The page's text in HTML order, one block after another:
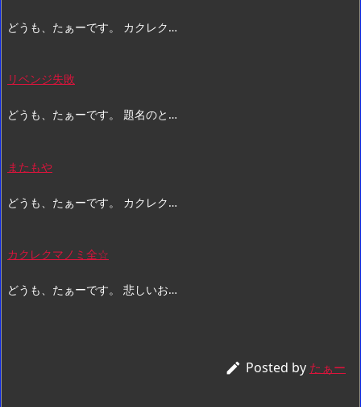
どうも、たぁーです。 カクレク…
リベンジ失敗
どうも、たぁーです。 題名のと…
またもや
どうも、たぁーです。 カクレク…
カクレクマノミ全☆
どうも、たぁーです。 悲しいお…
 Posted by たぁー